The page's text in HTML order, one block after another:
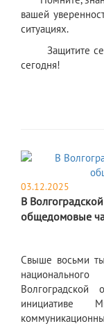
вашей
ситуациях.
Защитите
сегодня!
03.12.2025
В
общедомовые
Свыше восьми
инициативе